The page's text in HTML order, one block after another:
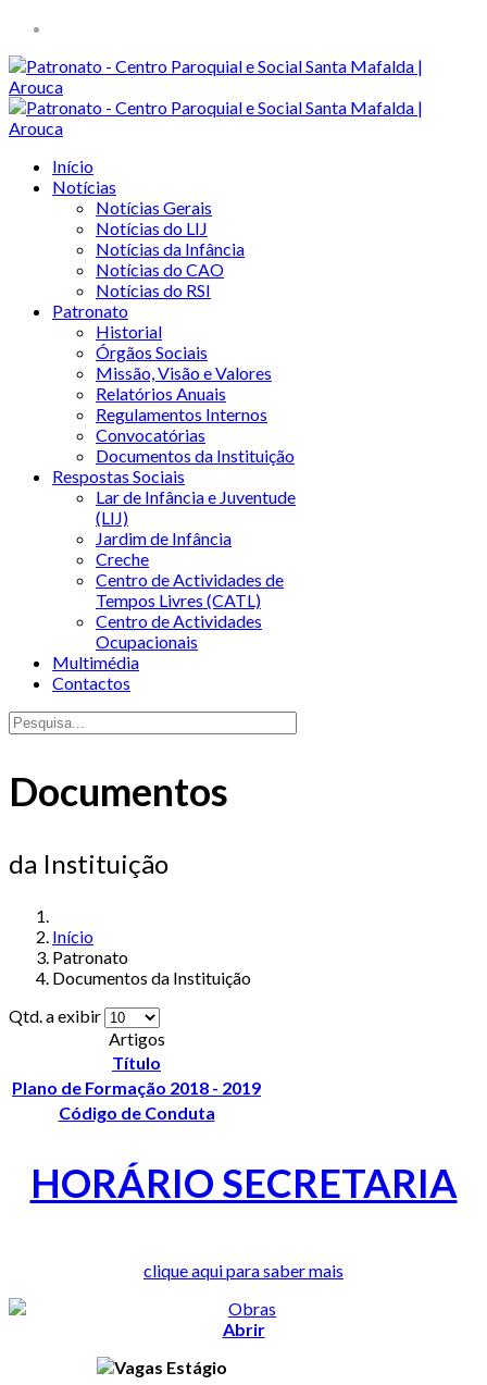
Início
Notícias
Notícias Gerais
Notícias do LIJ
Notícias da Infância
Notícias do CAO
Notícias do RSI
Patronato
Historial
Órgãos Sociais
Missão, Visão e Valores
Relatórios Anuais
Regulamentos Internos
Convocatórias
Documentos da Instituição
Respostas Sociais
Lar de Infância e Juventude
(LIJ)
Jardim de Infância
Creche
Centro de Actividades de
Tempos Livres (CATL)
Centro de Actividades
Ocupacionais
Multimédia
Contactos
Documentos
da Instituição
Início
Patronato
Documentos da Instituição
Qtd. a exibir
Artigos
Título
Plano de Formação 2018 - 2019
Código de Conduta
HORÁRIO SECRETARIA
clique aqui para saber mais
Abrir